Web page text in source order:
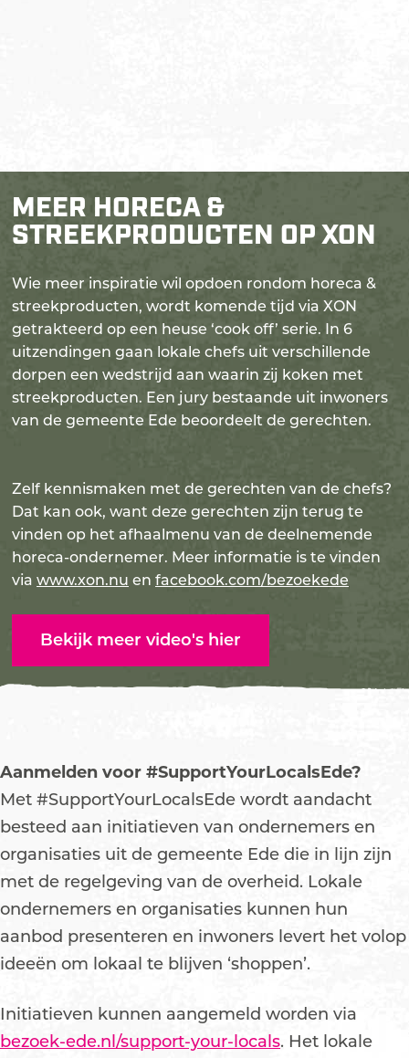
MEER HORECA &
STREEKPRODUCTEN OP XON
Wie meer inspiratie wil opdoen rondom horeca &
streekproducten, wordt komende tijd via XON
getrakteerd op een heuse ‘cook off’ serie. In 6
uitzendingen gaan lokale chefs uit verschillende
dorpen een wedstrijd aan waarin zij koken met
streekproducten. Een jury bestaande uit inwoners
van de gemeente Ede beoordeelt de gerechten.
Zelf kennismaken met de gerechten van de chefs?
Dat kan ook, want deze gerechten zijn terug te
vinden op het afhaalmenu van de deelnemende
horeca-ondernemer. Meer informatie is te vinden
via www.xon.nu en facebook.com/bezoekede
Bekijk meer video's hier
Aanmelden voor #SupportYourLocalsEde?
Met #SupportYourLocalsEde wordt aandacht
besteed aan initiatieven van ondernemers en
organisaties uit de gemeente Ede die in lijn zijn
met de regelgeving van de overheid. Lokale
ondernemers en organisaties kunnen hun
aanbod presenteren en inwoners levert het volop
ideeën om lokaal te blijven ‘shoppen’.
Initiatieven kunnen aangemeld worden via
bezoek-ede.nl/support-your-locals. Het lokale